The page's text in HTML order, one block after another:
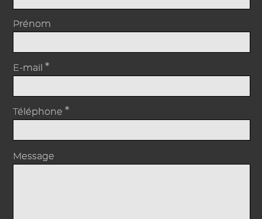
Prénom
E-mail *
Téléphone *
Message